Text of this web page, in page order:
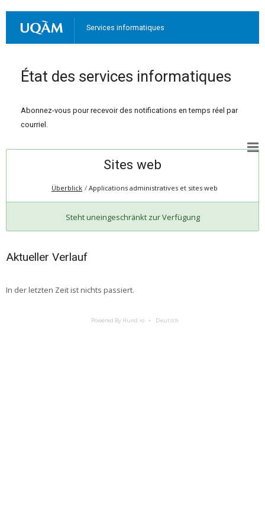
Services informatiques
État des services informatiques
Abonnez-vous pour recevoir des notifications en temps réel par
courriel.
Sites web
Überblick Applications administratives et sites web
Steht uneingeschränkt zur Verfügung
Aktueller Verlauf
In der letzten Zeit ist nichts passiert.
Powered By Hund.io Deutsch